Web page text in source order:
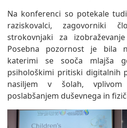
Na konferenci so potekale
raziskovalci, zagovorniki
strokovnjaki za
Posebna pozornost je bila
katerimi se sooča mlajša
psihološkimi pritiski digitalnih
nasiljem v šolah,
poslabšanjem duševnega in